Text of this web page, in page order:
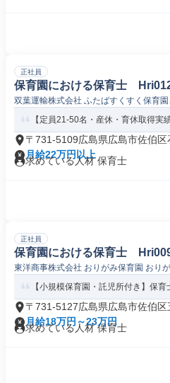
正社員
保育園における保育士
双葉運輸株式会社 ふたばすくすく保育園
【定員21-50名・産休・育休取得実
〒731-5109広島県広島市佐伯区
月給22万円以上
求めている人材 保育士
正社員
保育園における保育士
東洋商事株式会社 おりがみ保育園 おり
【小規模保育園・託児所付き】保育
〒731-5127広島県広島市佐伯区
月給18万円～23万円
求めている人材 保育士